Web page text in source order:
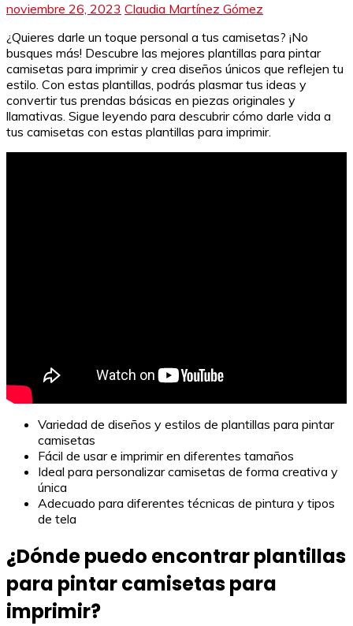
noviembre 26, 2023 Claudia Martínez Gómez
¿Quieres darle un toque personal a tus camisetas? ¡No
busques más! Descubre las mejores plantillas para pintar
camisetas para imprimir y crea diseños únicos que reflejen tu
estilo. Con estas plantillas, podrás plasmar tus ideas y
convertir tus prendas básicas en piezas originales y
llamativas. Sigue leyendo para descubrir cómo darle vida a
tus camisetas con estas plantillas para imprimir.
Variedad de diseños y estilos de plantillas para pintar
camisetas
Fácil de usar e imprimir en diferentes tamaños
Ideal para personalizar camisetas de forma creativa y
única
Adecuado para diferentes técnicas de pintura y tipos
de tela
¿Dónde puedo encontrar plantillas
para pintar camisetas para
imprimir?